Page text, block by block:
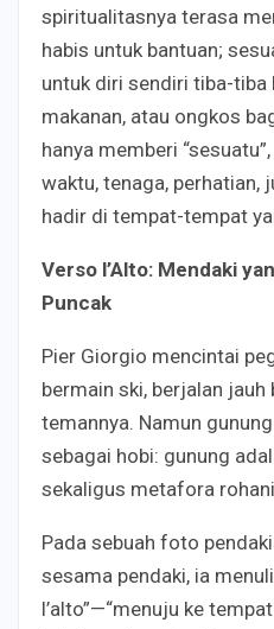
spiritualitasnya terasa
habis untuk bantuan;
untuk diri sendiri tiba-tiba
makanan, atau ongkos
hanya memberi
waktu, tenaga, perhatian,
hadir di tempat-tempat
Verso l’Alto: Mendaki
Puncak
Pier Giorgio mencintai
bermain ski, berjalan
temannya. Namun
sebagai hobi: gunung
sekaligus metafora
Pada sebuah foto
sesama pendaki, ia
l’alto”—“menuju ke